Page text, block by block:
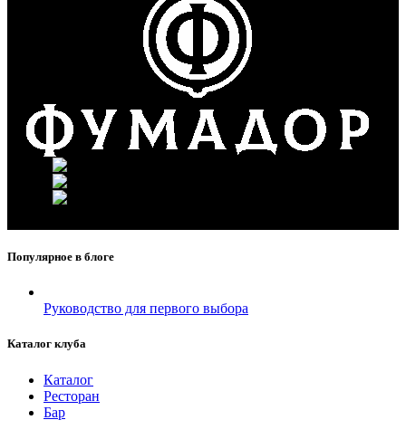
Популярное в блоге
Руководство для первого выбора
Каталог клуба
Каталог
Ресторан
Бар